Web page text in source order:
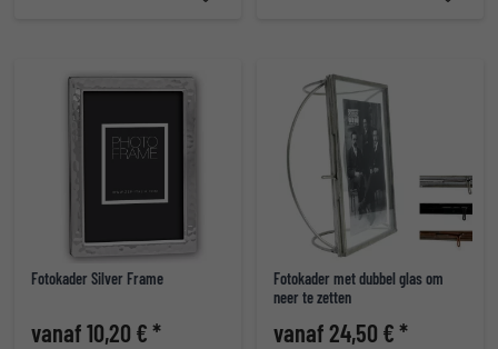
Fotokader Silver Frame
vanaf 10,20 € *
Fotokader met dubbel glas om
neer te zetten
vanaf 24,50 € *